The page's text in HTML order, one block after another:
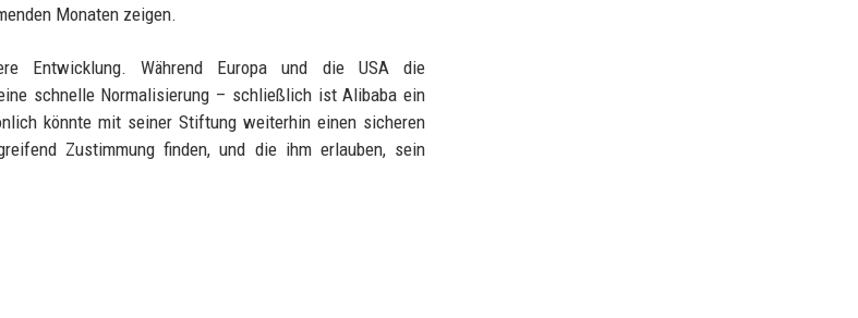
Monaten zeigen.
Entwicklung. Während Europa und die USA die
schnelle Normalisierung – schließlich ist Alibaba ein
könnte mit seiner Stiftung weiterhin einen sicheren
Zustimmung finden, und die ihm erlauben, sein